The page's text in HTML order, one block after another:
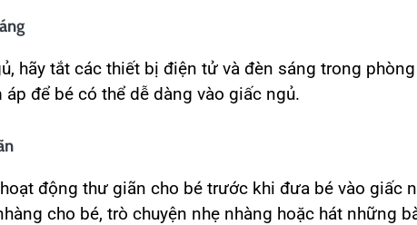
hãy tắt các thiết bị điện tử và đèn sáng trong
để bé có thể dễ dàng vào giấc ngủ.
động thư giãn cho bé trước khi đưa bé vào giấc
cho bé, trò chuyện nhẹ nhàng hoặc hát những